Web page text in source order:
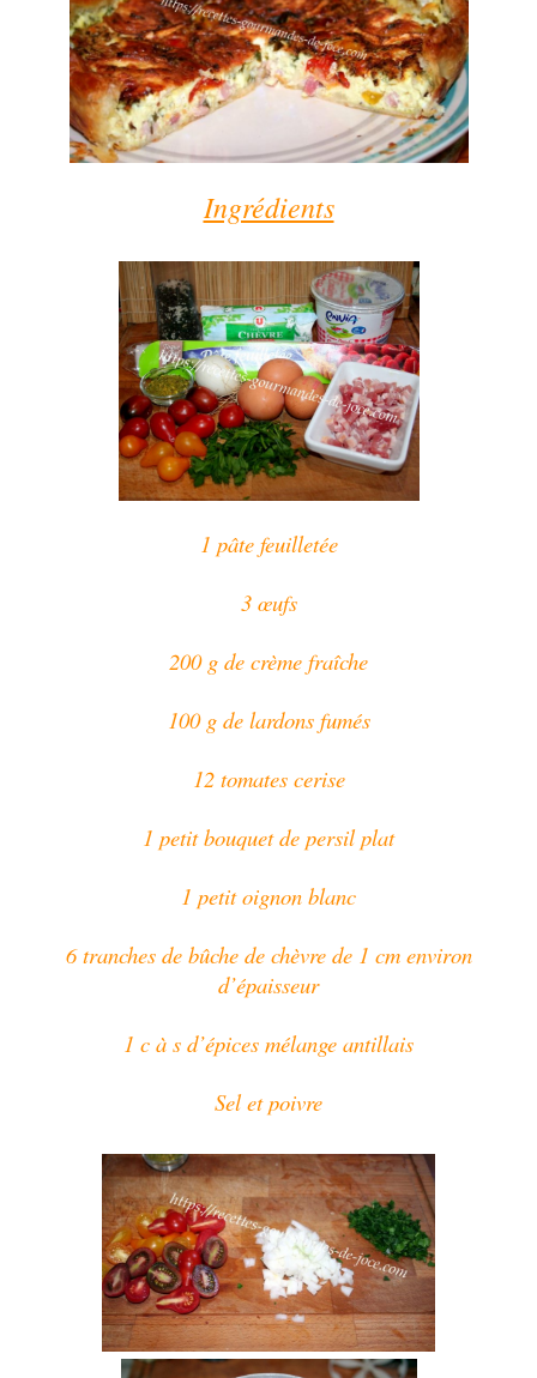
Ingrédients
1 pâte feuilletée
3 œufs
200 g de crème fraîche
100 g de lardons fumés
12 tomates cerise
1 petit bouquet de persil plat
1 petit oignon blanc
6 tranches de bûche de chèvre de 1 cm environ
d’épaisseur
1 c à s d’épices mélange antillais
Sel et poivre